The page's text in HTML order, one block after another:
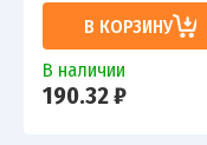
В КОРЗИНУ
В наличии
190.32 ₽